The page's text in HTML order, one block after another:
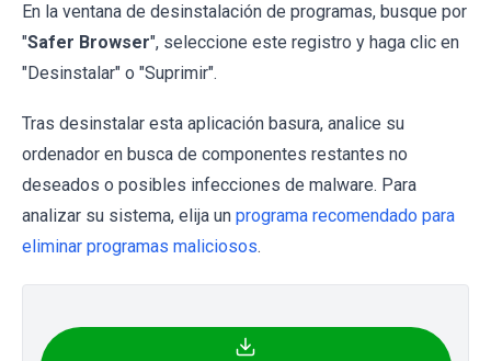
En la ventana de desinstalación de programas, busque por
"Safer Browser", seleccione este registro y haga clic en
"Desinstalar" o "Suprimir".
Tras desinstalar esta aplicación basura, analice su
ordenador en busca de componentes restantes no
deseados o posibles infecciones de malware. Para
analizar su sistema, elija un programa recomendado para
eliminar programas maliciosos.